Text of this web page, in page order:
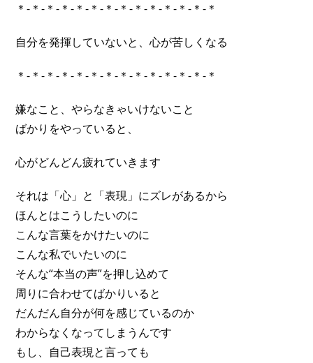
＊-＊-＊-＊-＊-＊-＊-＊-＊-＊-＊-＊-＊-＊
自分を発揮していないと、心が苦しくなる
＊-＊-＊-＊-＊-＊-＊-＊-＊-＊-＊-＊-＊-＊
嫌なこと、やらなきゃいけないこと
ばかりをやっていると、
心がどんどん疲れていきます
それは「心」と「表現」にズレがあるから
ほんとはこうしたいのに
こんな言葉をかけたいのに
こんな私でいたいのに
そんな“本当の声”を押し込めて
周りに合わせてばかりいると
だんだん自分が何を感じているのか
わからなくなってしまうんです
もし、自己表現と言っても